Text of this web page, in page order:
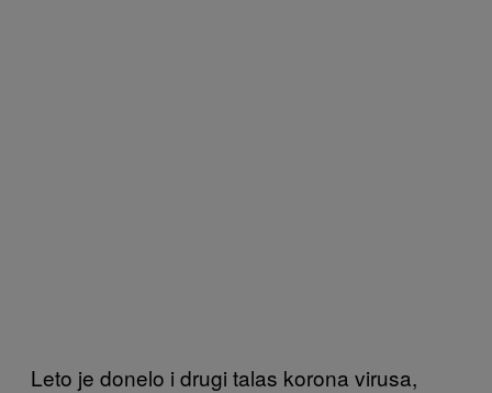
Leto je donelo i drugi talas korona virusa,